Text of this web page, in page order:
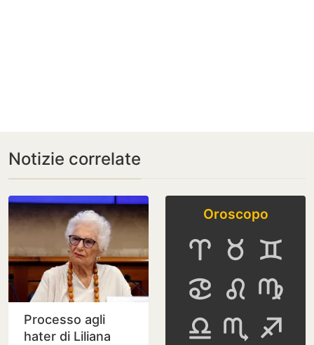
Notizie correlate
Processo agli
hater di Liliana
Oroscopo